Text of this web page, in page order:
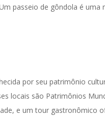
passeio de gôndola é
por seu patrimônio
locais são Patrimônios
e um tour gastronômico